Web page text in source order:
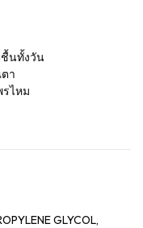
นทั้งวัน
า
ไหม
GLYCOL,